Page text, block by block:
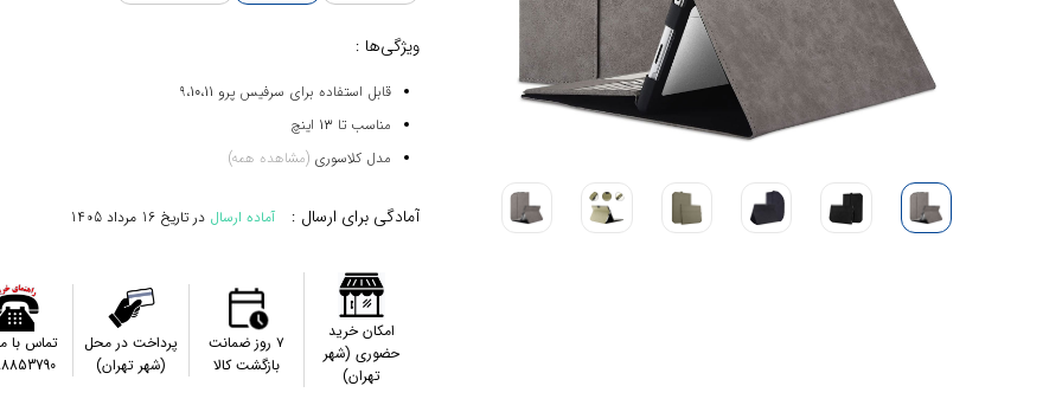
ویژگی‌ها :
قابل استفاده برای سرفیس پرو 9،10،11
مناسب تا 13 اینچ
مدل کلاسوری(مشاهده همه)
آمادگی برای ارسال : آماده ارسال در تاریخ16 مرداد 1405
امکان خرید
حضوری (شهر
تهران)
۷ روز ضمانت
بازگشت کالا
پرداخت در محل
(شهر تهران)
تماس با